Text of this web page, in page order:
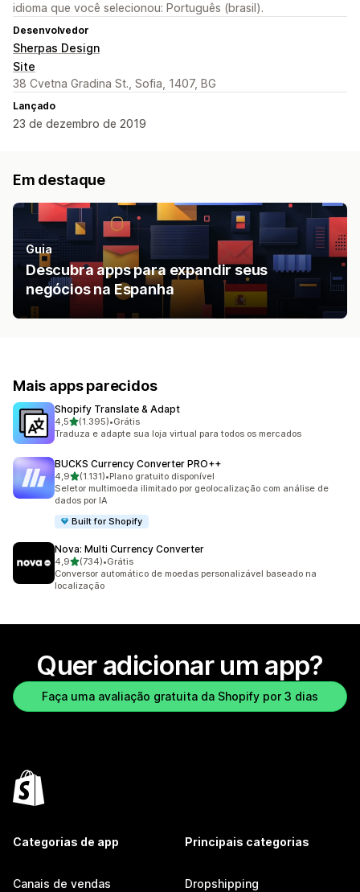
idioma que você selecionou: Português (brasil).
Desenvolvedor
Sherpas Design
Site
38 Cvetna Gradina St., Sofia, 1407, BG
Lançado
23 de dezembro de 2019
Em destaque
Guia
Descubra apps para expandir seus
negócios na Espanha
Mais apps parecidos
Shopify Translate & Adapt
4,5de 5 estrelas
(1.395)
1395 avaliações ao todo
•Grátis
Traduza e adapte sua loja virtual para todos os mercados
BUCKS Currency Converter PRO++
4,9de 5 estrelas
(1.131)
1131 avaliações ao todo
•Plano gratuito disponível
Seletor multimoeda ilimitado por geolocalização com análise de
dados por IA
Built for Shopify
Nova: Multi Currency Converter
4,9de 5 estrelas
(734)
734 avaliações ao todo
•Grátis
Conversor automático de moedas personalizável baseado na
localização
Quer adicionar um app?
Faça uma avaliação gratuita da Shopify por 3 dias
Categorias de app
Canais de vendas
Principais categorias
Dropshipping